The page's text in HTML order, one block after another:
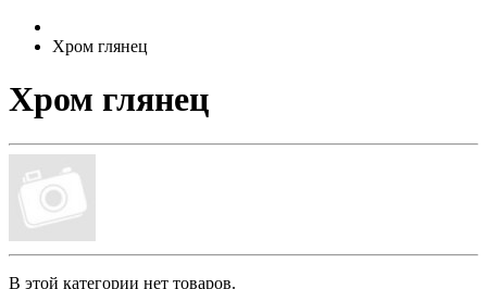
Хром глянец
Хром глянец
В этой категории нет товаров.